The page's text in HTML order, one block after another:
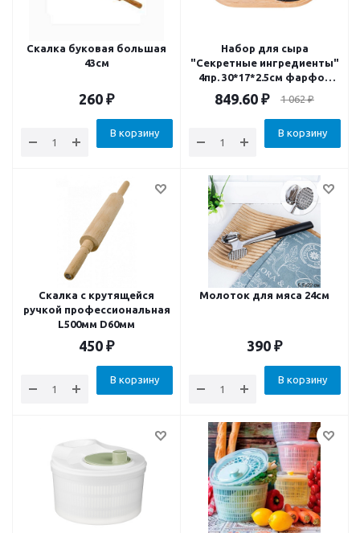
Скалка буковая большая
43cм
260 ₽
В корзину
Набор для сыра
"Секретные ингредиенты"
4пр. 30*17*2.5см фарфор
бамбук
849.60 ₽ 1 062₽
В корзину
Скалка с крутящейся
ручкой профессиональная
L500мм D60мм
450 ₽
В корзину
Молоток для мяса 24см
390 ₽
В корзину